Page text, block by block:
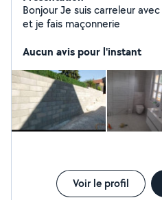
Bonjour Je suis carreleur avec plusieurs de expériences
et je fais maçonnerie
Aucun avis pour l'instant
Voir le profil